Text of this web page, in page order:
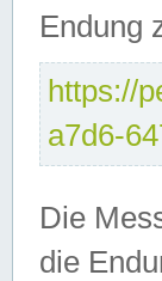
Endung
https://
a7d6-
Die
die